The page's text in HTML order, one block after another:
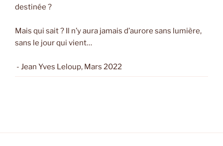
destinée ?
Mais qui sait ? Il n’y aura jamais d’aurore sans lumière,
sans le jour qui vient…
- Jean Yves Leloup, Mars 2022